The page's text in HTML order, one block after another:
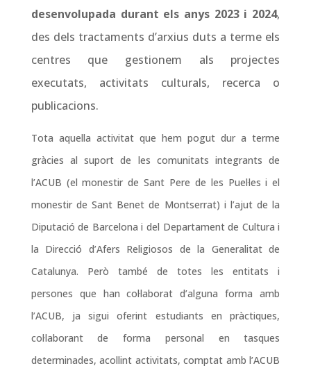
desenvolupada durant els anys 2023 i 2024,
des dels tractaments d’arxius duts a terme els
centres que gestionem als projectes
executats, activitats culturals, recerca o
publicacions.
Tota aquella activitat que hem pogut dur a terme
gràcies al suport de les comunitats integrants de
l’ACUB (el monestir de Sant Pere de les Puel·les i el
monestir de Sant Benet de Montserrat) i l’ajut de la
Diputació de Barcelona i del Departament de Cultura i
la Direcció d’Afers Religiosos de la Generalitat de
Catalunya. Però també de totes les entitats i
persones que han col·laborat d’alguna forma amb
l’ACUB, ja sigui oferint estudiants en pràctiques,
col·laborant de forma personal en tasques
determinades, acollint activitats, comptat amb l’ACUB